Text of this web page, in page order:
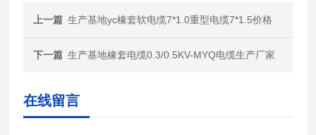
上一篇 生产基地yc橡套软电缆7*1.0重型电缆7*1.5价格
下一篇 生产基地橡套电缆0.3/0.5KV-MYQ电缆生产厂家
在线留言